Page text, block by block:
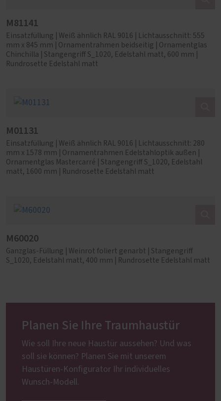
M81141
Einsatzfüllung | Weiß ähnlich RAL 9016 | Lichtausschnitt: 555
mm x 845 mm | Ornamentrahmen beidseitig | Ornamentglas
Chinchilla | Stangengriff S_1020, Edelstahl matt, 600 mm |
Rundrosette Edelstahl matt
M01131
Einsatzfüllung | Weiß ähnlich RAL 9016 | Lichtausschnitt: 280
mm x 1578 mm | Ornamentrahmen Edelstahloptik außen |
Ornamentglas Mastercarré | Stangengriff S_1020, Edelstahl
matt, 1600 mm | Rundrosette Edelstahl matt
M60020
Ganzglas-Füllung | Weinrot foliert genarbt | Stangengriff
S_1020, Edelstahl matt, 400 mm | Rundrosette Edelstahl matt
Planen Sie Ihre Traumhaustür
Wie soll Ihre neue Haustür aussehen? Und was
soll sie können? Planen Sie mit unserem
Haustüren-Konfigurator Ihr individuelles
Wunsch-Modell.